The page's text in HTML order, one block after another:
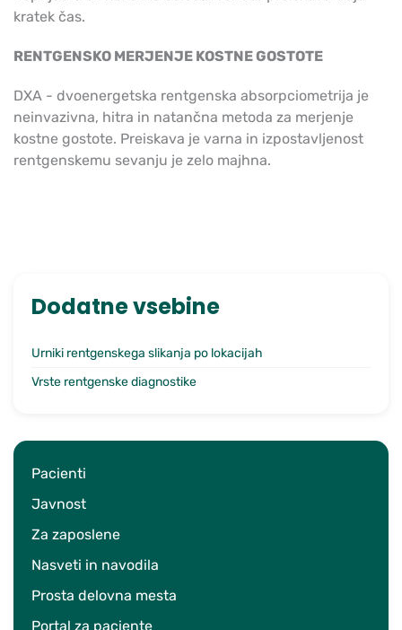
Dodatne vsebine
Urniki rentgenskega slikanja po lokacijah
Vrste rentgenske diagnostike
Pacienti
Javnost
Za zaposlene
Nasveti in navodila
Prosta delovna mesta
Portal za paciente
kratek čas.
RENTGENSKO MERJENJE KOSTNE GOSTOTE
DXA - dvoenergetska rentgenska absorpciometrija je
neinvazivna, hitra in natančna metoda za merjenje
kostne gostote. Preiskava je varna in izpostavljenost
rentgenskemu sevanju je zelo majhna.